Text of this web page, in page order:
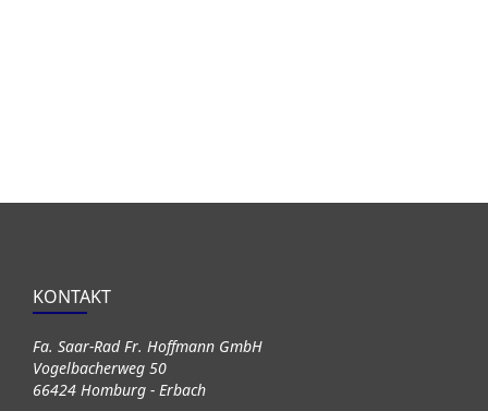
KONTAKT
Fa. Saar-Rad Fr. Hoffmann GmbH
Vogelbacherweg 50
66424 Homburg - Erbach